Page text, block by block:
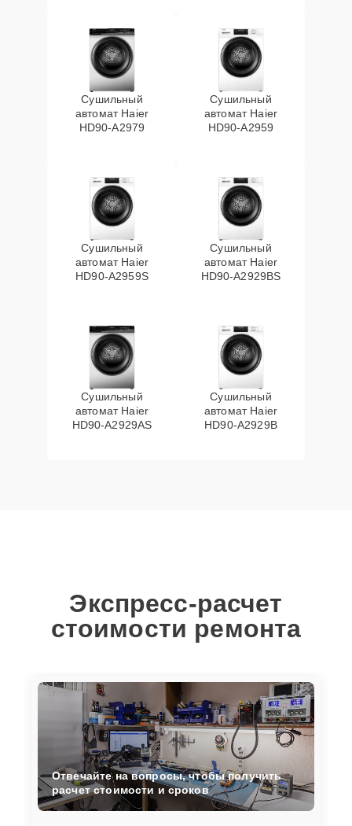
Сушильный
автомат Haier
HD90-A2979
Сушильный
автомат Haier
HD90-A2959
Сушильный
автомат Haier
HD90-A2959S
Сушильный
автомат Haier
HD90-A2929BS
Сушильный
автомат Haier
HD90-A2929AS
Сушильный
автомат Haier
HD90-A2929B
Экспресс-расчет
стоимости ремонта
Отвечайте на вопросы, чтобы получить
расчет стоимости и сроков